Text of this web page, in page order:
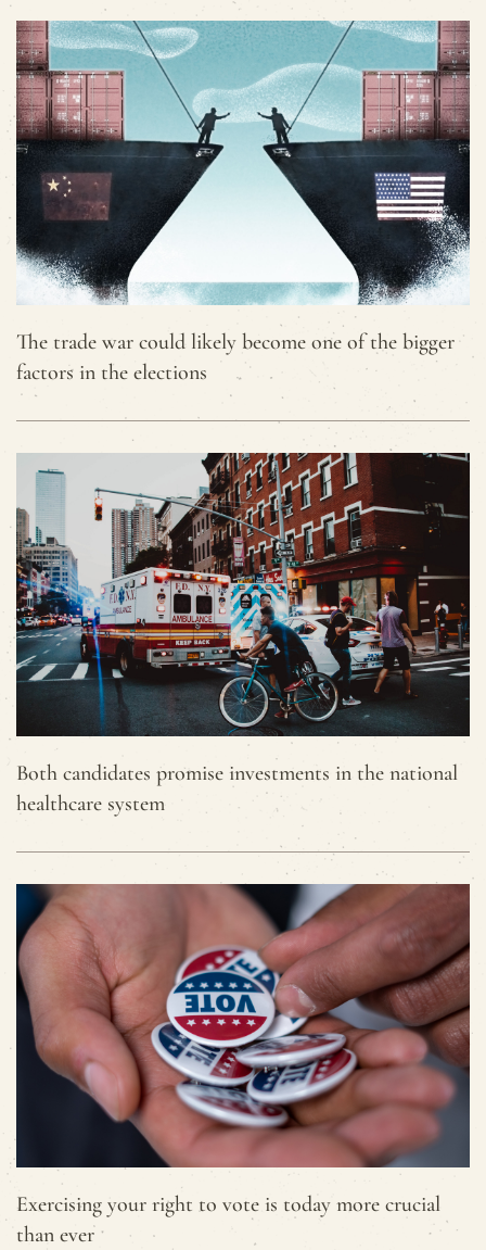
The trade war could likely become one of the bigger
factors in the elections
Both candidates promise investments in the national
healthcare system
Exercising your right to vote is today more crucial
than ever